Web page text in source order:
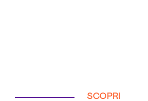
SCOPRI